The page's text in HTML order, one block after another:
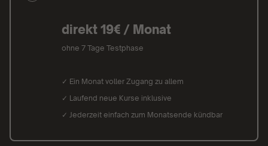
direkt 19€ / Monat
ohne 7 Tage Testphase
✓ Ein Monat voller Zugang zu allem
✓ Laufend neue Kurse inklusive
✓ Jederzeit einfach zum Monatsende kündbar